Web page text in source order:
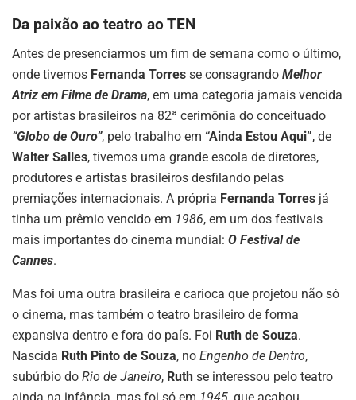
Da paixão ao teatro ao TEN
Antes de presenciarmos um fim de semana como o último,
onde tivemos Fernanda Torres se consagrando Melhor
Atriz em Filme de Drama, em uma categoria jamais vencida
por artistas brasileiros na 82ª cerimônia do conceituado
“Globo de Ouro”, pelo trabalho em “Ainda Estou Aqui”, de
Walter Salles, tivemos uma grande escola de diretores,
produtores e artistas brasileiros desfilando pelas
premiações internacionais. A própria Fernanda Torres já
tinha um prêmio vencido em 1986, em um dos festivais
mais importantes do cinema mundial: O Festival de
Cannes.
Mas foi uma outra brasileira e carioca que projetou não só
o cinema, mas também o teatro brasileiro de forma
expansiva dentro e fora do país. Foi Ruth de Souza.
Nascida Ruth Pinto de Souza, no Engenho de Dentro,
subúrbio do Rio de Janeiro, Ruth se interessou pelo teatro